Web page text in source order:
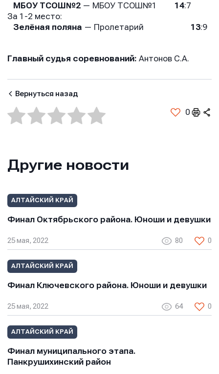
МБОУ ТСОШ№2 — МБОУ ТСОШ№1 14:7
За 1-2 место:
Зелёная поляна — Пролетарий 13:9
Главный судья соревнований: Антонов С.А.
Вернуться назад
0
Другие новости
АЛТАЙСКИЙ КРАЙ
Финал Октябрьского района. Юноши и девушки
25 мая, 2022 80 0
АЛТАЙСКИЙ КРАЙ
Финал Ключевского района. Юноши и девушки
25 мая, 2022 64 0
АЛТАЙСКИЙ КРАЙ
Финал муниципального этапа.
Панкрушихинский район